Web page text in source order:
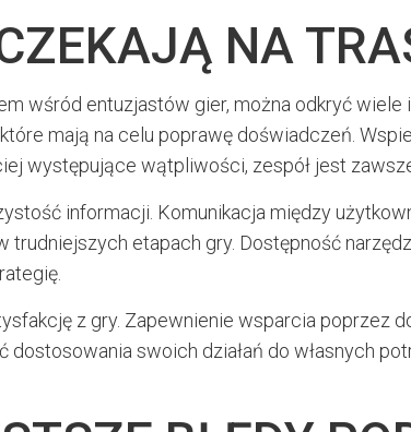
NA
wśród entuzjastów gier, można odkryć
mają na celu poprawę doświadczeń.
występujące wątpliwości, zespół jest
informacji. Komunikacja między
etapach gry. Dostępność
z gry. Zapewnienie wsparcia poprzez
dostosowania swoich działań do własnych